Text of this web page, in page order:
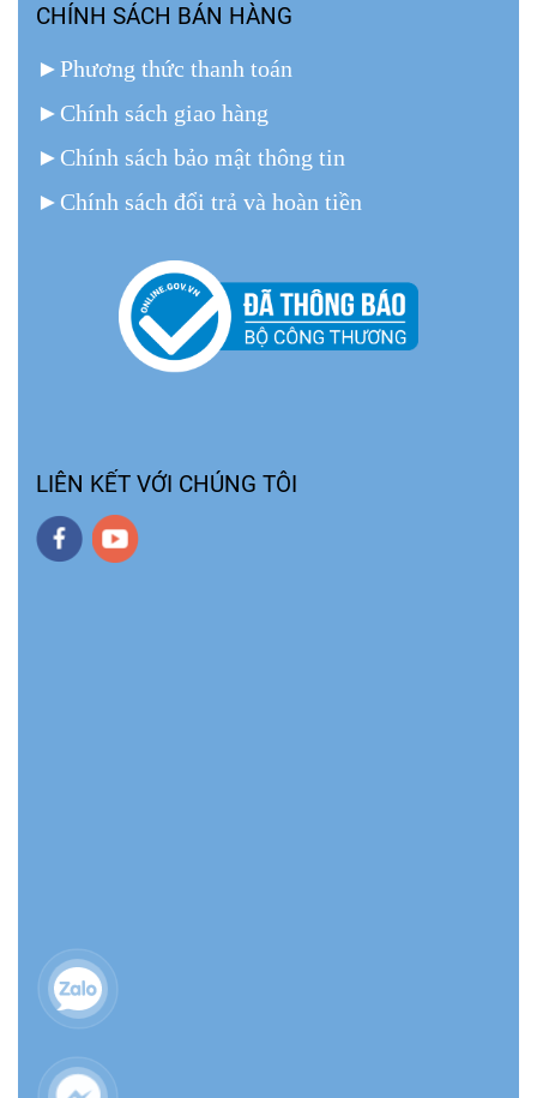
CHÍNH SÁCH BÁN HÀNG
►Phương thức thanh toán
► Chính sách giao hàng
► Chính sách bảo mật thông tin
► Chính sách đổi trả và hoàn tiền
LIÊN KẾT VỚI CHÚNG TÔI